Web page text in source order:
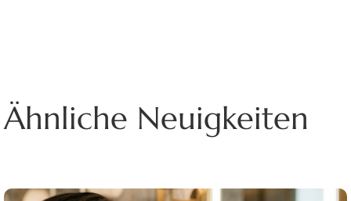
Ähnliche Neuigkeiten